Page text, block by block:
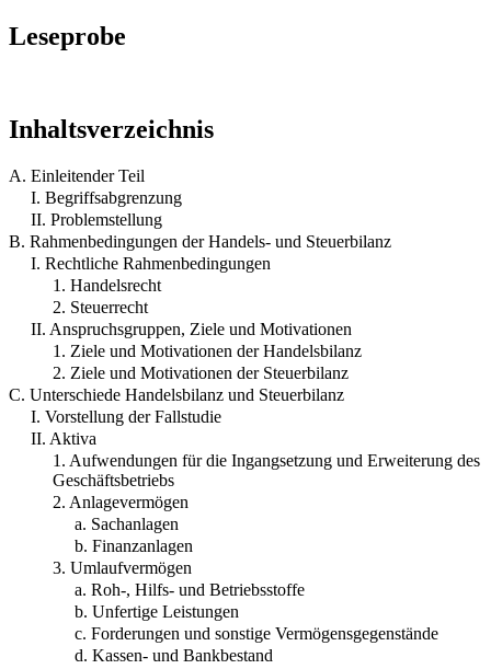
Leseprobe
Inhaltsverzeichnis
A. Einleitender Teil
I. Begriffsabgrenzung
II. Problemstellung
B. Rahmenbedingungen der Handels- und Steuerbilanz
I. Rechtliche Rahmenbedingungen
1. Handelsrecht
2. Steuerrecht
II. Anspruchsgruppen, Ziele und Motivationen
1. Ziele und Motivationen der Handelsbilanz
2. Ziele und Motivationen der Steuerbilanz
C. Unterschiede Handelsbilanz und Steuerbilanz
I. Vorstellung der Fallstudie
II. Aktiva
1. Aufwendungen für die Ingangsetzung und Erweiterung des
Geschäftsbetriebs
2. Anlagevermögen
a. Sachanlagen
b. Finanzanlagen
3. Umlaufvermögen
a. Roh-, Hilfs- und Betriebsstoffe
b. Unfertige Leistungen
c. Forderungen und sonstige Vermögensgegenstände
d. Kassen- und Bankbestand